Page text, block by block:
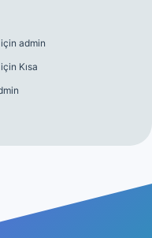
için admin
için Kısa
m elexbet